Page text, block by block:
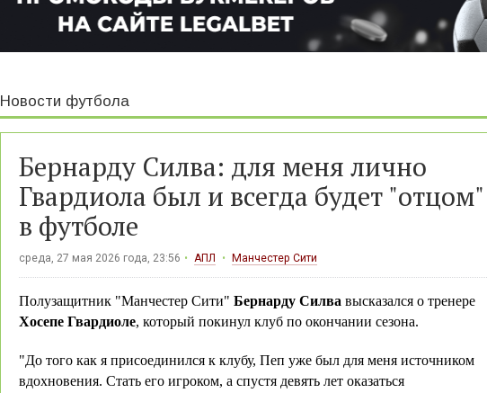
Новости футбола
Бернарду Силва: для меня лично
Гвардиола был и всегда будет "отцом"
в футболе
среда, 27 мая 2026 года, 23:56 АПЛ Манчестер Сити
Полузащитник "Манчестер Сити" Бернарду Силва высказался о тренере
Хосепе Гвардиоле, который покинул клуб по окончании сезона.
"До того как я присоединился к клубу, Пеп уже был для меня источником
вдохновения. Стать его игроком, а спустя девять лет оказаться